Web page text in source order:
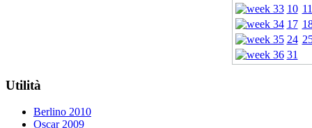
10 11
17
24
31
Utilità
Berlino 2010
Oscar 2009